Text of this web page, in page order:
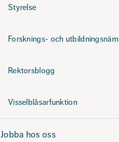
Styrelse
Forsknings- och
Rektorsblogg
Visselblåsarfunktion
Jobba hos oss